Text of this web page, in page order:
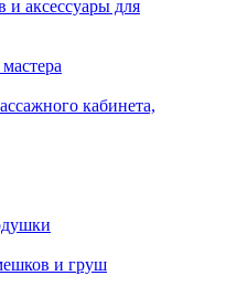
и аксессуары для
кабинета,
и груш